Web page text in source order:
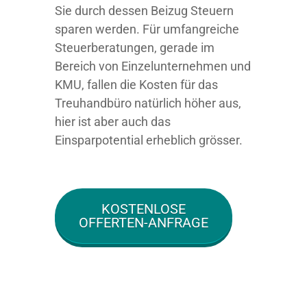
Sie durch dessen Beizug Steuern
sparen werden. Für umfangreiche
Steuerberatungen, gerade im
Bereich von Einzelunternehmen und
KMU, fallen die Kosten für das
Treuhandbüro natürlich höher aus,
hier ist aber auch das
Einsparpotential erheblich grösser.
KOSTENLOSE
OFFERTEN-ANFRAGE